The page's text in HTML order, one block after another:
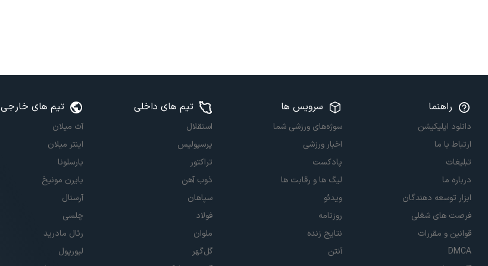
راهنما
دانلود اپلیکیشن
ارتباط با ما
تبلیغات
درباره ما
ابزار توسعه دهندگان
فرصت های شغلی
قوانین و مقررات
DMCA
سرویس ها
سوژه‌های ورزشی شما
اخبار ورزشی
پادکست
لیگ ها و رقابت ها
ویدئو
روزنامه
نتایج زنده
آنتن
تیم های داخلی
استقلال
پرسپولیس
تراکتور
ذوب آهن
سپاهان
فولاد
ملوان
گل‌گهر
تیم های خارجی
آث میلان
اینتر میلان
بارسلونا
بایرن مونیخ
آرسنال
چلسی
رئال مادرید
لیورپول